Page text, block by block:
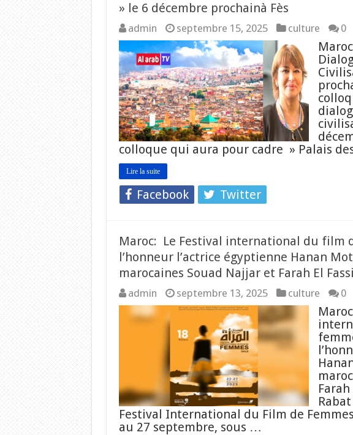
» le 6 décembre prochainà Fès
admin septembre 15, 2025 culture 0
colloque qui aura pour cadre » Palais
Lire la suite
Facebook Twitter
Maroc: Le Festival international du film
l’honneur l’actrice égyptienne Hanan
marocaines Souad Najjar et Farah El Fassi
admin septembre 13, 2025 culture 0
Festival International du Film de
au 27 septembre, sous …